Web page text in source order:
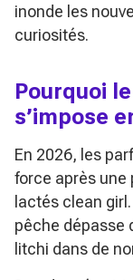
inonde les
curiosités.
Pourquoi
s’impose
En 2026, les
force après une
lactés clean
pêche dépasse
litchi dans de